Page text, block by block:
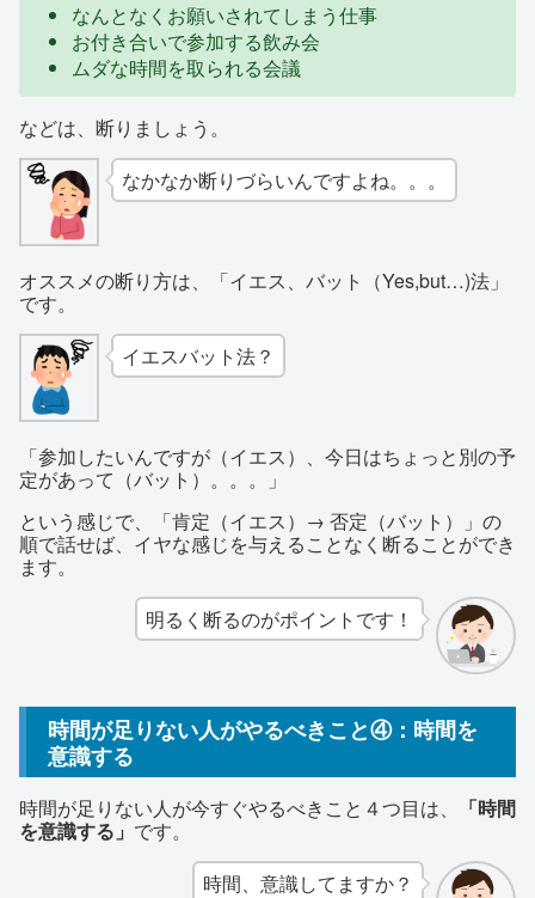
なんとなくお願いされてしまう仕事
お付き合いで参加する飲み会
ムダな時間を取られる会議
などは、断りましょう。
なかなか断りづらいんですよね。。。
オススメの断り方は、「イエス、バット（Yes,but…)法」
です。
イエスバット法？
「参加したいんですが（イエス）、今日はちょっと別の予
定があって（バット）。。。」
という感じで、「肯定（イエス）→ 否定（バット）」の
順で話せば、イヤな感じを与えることなく断ることができ
ます。
明るく断るのがポイントです！
時間が足りない人がやるべきこと④：時間を
意識する
時間が足りない人が今すぐやるべきこと４つ目は、
「時間
を意識する」 です。
時間、意識してますか？